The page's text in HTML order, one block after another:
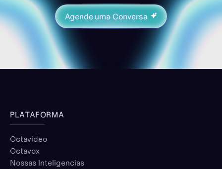
Agende uma Conversa
PLATAFORMA
Octavideo
Octavox
Nossas Inteligencias